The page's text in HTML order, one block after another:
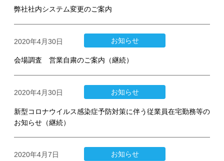
弊社社内システム変更のご案内
2020年4月30日 お知らせ
会場調査 営業自粛のご案内（継続）
2020年4月30日 お知らせ
新型コロナウイルス感染症予防対策に伴う従業員在宅勤務等の
お知らせ（継続）
2020年4月7日 お知らせ